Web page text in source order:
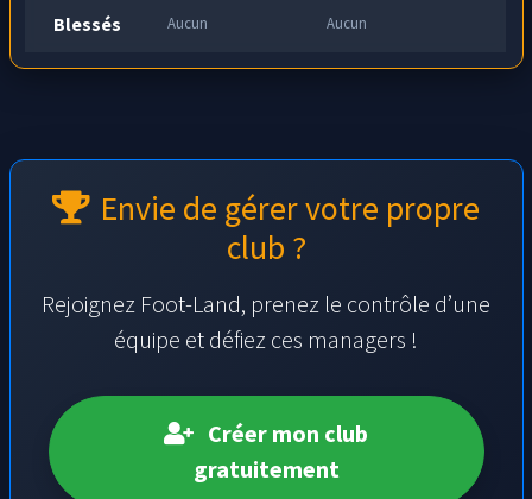
Blessés Aucun Aucun
Envie de gérer votre propre
club ?
Rejoignez Foot-Land, prenez le contrôle d’une
équipe et défiez ces managers !
Créer mon club
gratuitement